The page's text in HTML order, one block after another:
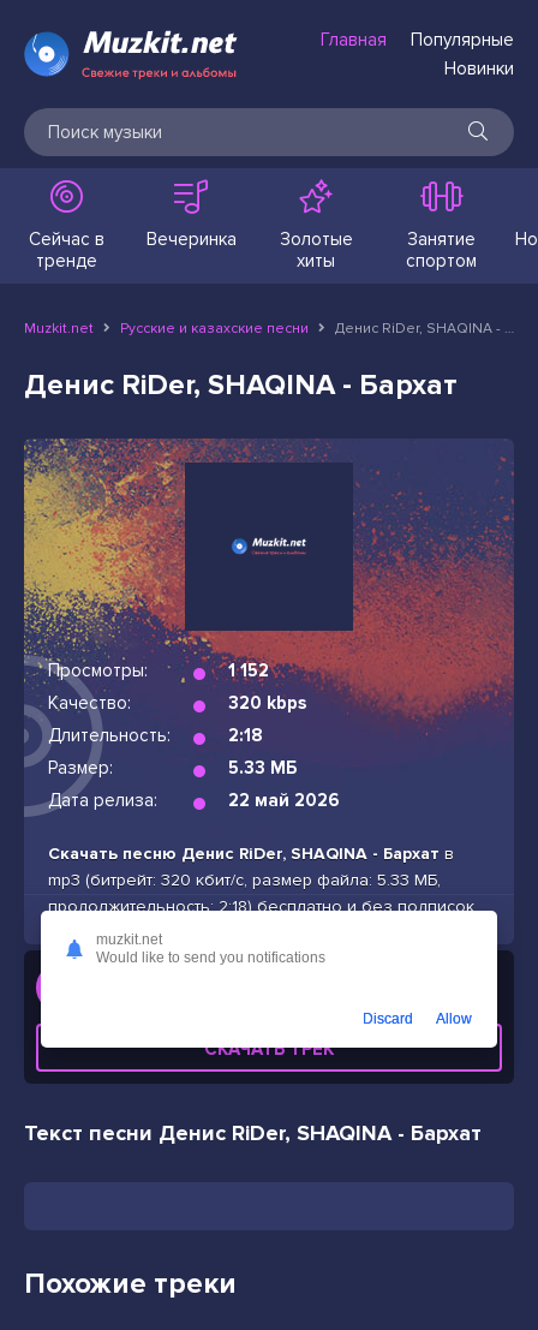
Главная
Популярные
Новинки
Сейчас в
тренде
Вечеринка
Золотые
хиты
Занятие
спортом
Muzkit.net Русские и казахские песни Денис RiDer, SHAQINA - Бархат
Денис RiDer, SHAQINA - Бархат
Просмотры:
1 152
Качество:
320 kbps
Длительность:
2:18
Размер:
5.33 МБ
Дата релиза:
22 май 2026
Скачать песню Денис RiDer, SHAQINA - Бархат в
mp3 (битрейт: 320 кбит/с, размер файла: 5.33 МБ,
продолжительность: 2:18) бесплатно и без подписок
СКАЧАТЬ ТРЕК
Текст песни Денис RiDer, SHAQINA - Бархат
Похожие треки
muzkit.net
Would like to send you notifications
Discard Allow